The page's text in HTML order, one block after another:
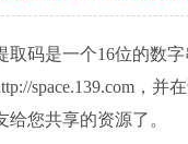
取码是一个16位的数
space.139.com，
给您共享的资源了。